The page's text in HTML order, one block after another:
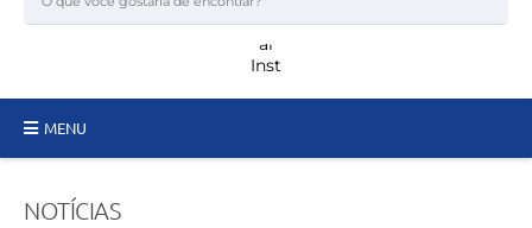
MENU
NOTÍCIAS